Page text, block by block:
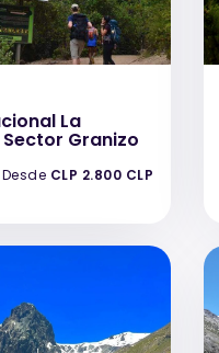
La
Granizo
Desde CLP 2.800 CLP